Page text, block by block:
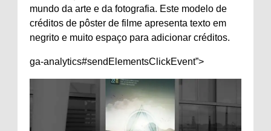
mundo da arte e da fotografia. Este modelo de
créditos de pôster de filme apresenta texto em
negrito e muito espaço para adicionar créditos.
ga-analytics#sendElementsClickEvent”>